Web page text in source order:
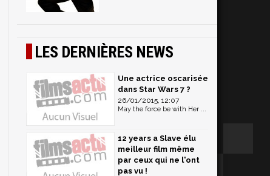
LES DERNIÈRES NEWS
Une actrice oscarisée
dans Star Wars 7 ?
26/01/2015, 12:07
May the force be with Her ...
12 years a Slave élu
meilleur film même
par ceux qui ne l'ont
pas vu !